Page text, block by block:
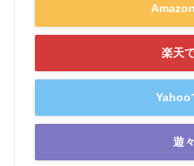
楽天
Yahoo
遊